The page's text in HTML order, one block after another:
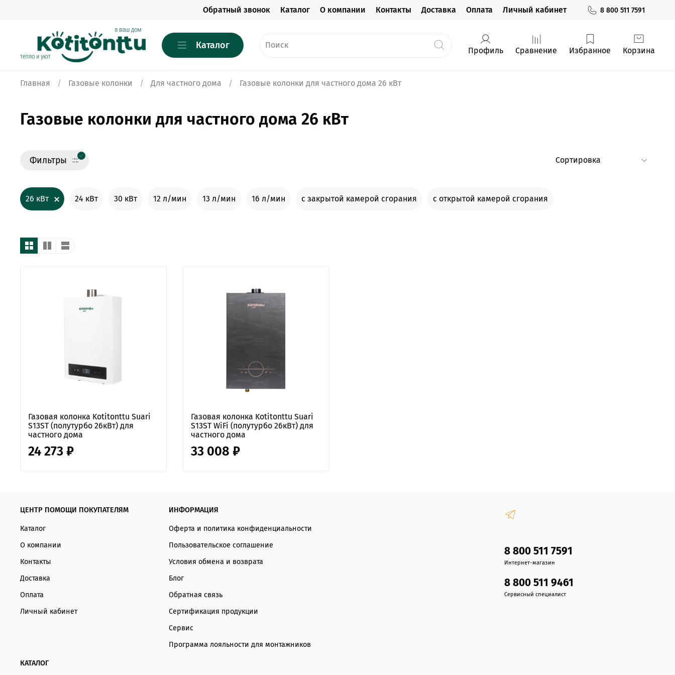
Обратный звонок Каталог О компании Контакты Доставка Оплата Личный кабинет 8 800 511 7591
Каталог Профиль Сравнение Избранное Корзина
Главная Газовые колонки Для частного дома Газовые колонки для частного дома 26 кВт
Газовые колонки для частного дома 26 кВт
Фильтры
26 кВт 24 кВт 30 кВт 12 л/мин 13 л/мин 16 л/мин с закрытой камерой сгорания с открытой камерой сгорания
Газовая колонка Kotitonttu Suari
S13ST (полутурбо 26кВт) для
частного дома
24 273 ₽
Газовая колонка Kotitonttu Suari
S13ST WiFi (полутурбо 26кВт) для
частного дома
33 008 ₽
ЦЕНТР ПОМОЩИ ПОКУПАТЕЛЯМ
Каталог
О компании
Контакты
Доставка
Оплата
Личный кабинет
ИНФОРМАЦИЯ
Оферта и политика конфиденциальности
Пользовательское соглашение
Условия обмена и возврата
Блог
Обратная связь
Сертификация продукции
Сервис
Программа лояльности для монтажников
КАТАЛОГ
8 800 511 7591
Интернет-магазин
8 800 511 9461
Сервисный специалист